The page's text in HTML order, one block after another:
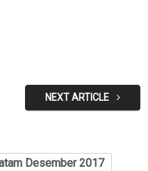
NEXT ARTICLE
Desember 2017